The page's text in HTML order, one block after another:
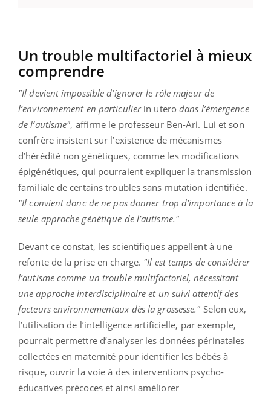
Un trouble multifactoriel à mieux
comprendre
"Il devient impossible d’ignorer le rôle majeur de
l’environnement en particulier in uterodans l’émergence
de l’autisme", affirme le professeur Ben-Ari. Lui et son
confrère insistent sur l’existence de mécanismes
d’hérédité non génétiques, comme les modifications
épigénétiques, qui pourraient expliquer la transmission
familiale de certains troubles sans mutation identifiée.
"Il convient donc de ne pas donner trop d’importance à la
seule approche génétique de l’autisme."
Devant ce constat, les scientifiques appellent à une
refonte de la prise en charge. "Il est temps de considérer
l’autisme comme un trouble multifactoriel, nécessitant
une approche interdisciplinaire et un suivi attentif des
facteurs environnementaux dès la grossesse." Selon eux,
l’utilisation de l’intelligence artificielle, par exemple,
pourrait permettre d’analyser les données périnatales
collectées en maternité pour identifier les bébés à
risque, ouvrir la voie à des interventions psycho-
éducatives précoces et ainsi améliorer